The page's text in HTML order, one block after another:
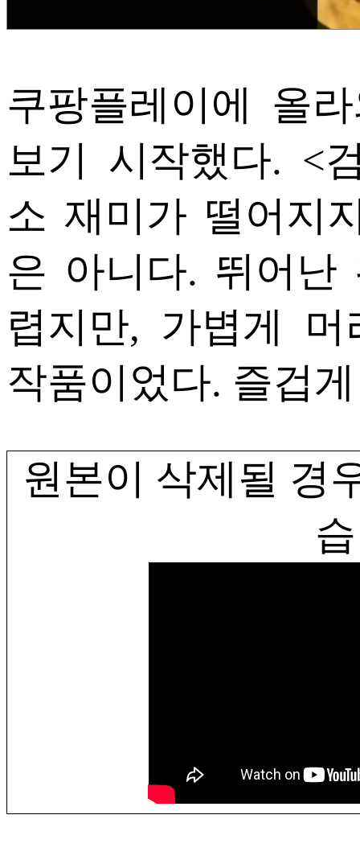
쿠팡플레이에 올
보기 시작했다. <
소 재미가 떨어지
은 아니다. 뛰어난
렵지만, 가볍게
작품이었다. 즐겁
원본이 삭제될 경